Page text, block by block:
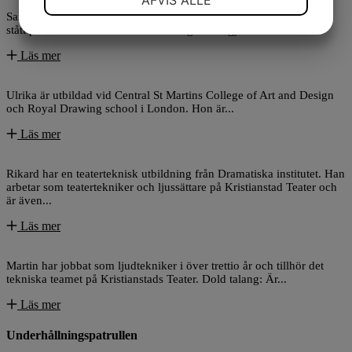
Sara är utbildad dansare vid Balettakademien i Göteborg och har
stått på scen i flera olika sammanhang. 2024 gjorde hon...
Läs mer
Ulrika är utbildad vid Central St Martins College of Art and Design
och Royal Drawing school i London. Hon är...
Läs mer
Rikard har en teaterteknisk utbildning från Dramatiska institutet. Han
arbetar som teatertekniker och ljussättare på Kristianstad Teater och
är även...
Läs mer
Martin har jobbat som ljudtekniker i över trettio år och tillhör det
tekniska teamet på Kristianstads Teater. Dold talang: Är...
Läs mer
Underhållnings­patrullen